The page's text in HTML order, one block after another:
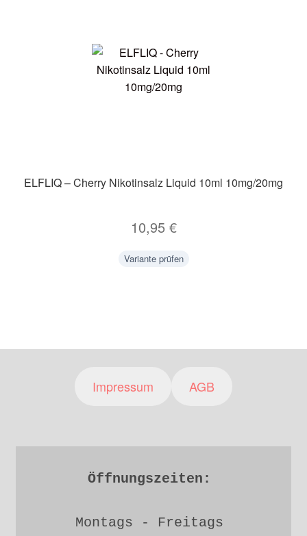
ELFLIQ – Cherry Nikotinsalz Liquid 10ml 10mg/20mg
10,95 €
Variante prüfen
Impressum AGB
Öffnungszeiten:
Montags - Freitags